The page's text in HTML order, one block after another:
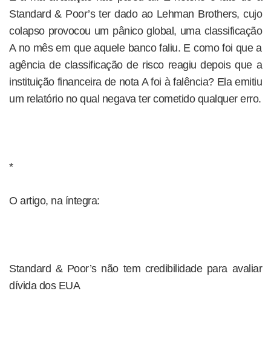
Standard & Poor’s ter dado ao Lehman Brothers, cujo
colapso provocou um pânico global, uma classificação
A no mês em que aquele banco faliu. E como foi que a
agência de classificação de risco reagiu depois que a
instituição financeira de nota A foi à falência? Ela emitiu
um relatório no qual negava ter cometido qualquer erro.
*
O artigo, na íntegra:
Standard & Poor’s não tem credibilidade para avaliar
dívida dos EUA